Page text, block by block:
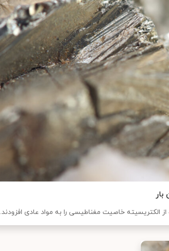
الکتریسیته خاصیت مغناطیسی را به مواد عادی افزودند.